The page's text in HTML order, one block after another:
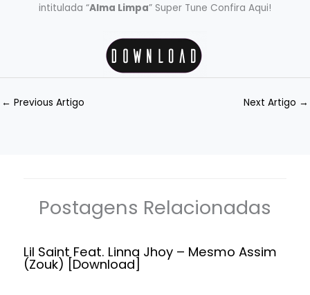
intitulada “Alma Limpa” Super Tune Confira Aqui!
← Previous Artigo Next Artigo →
Postagens Relacionadas
Lil Saint Feat. Linna Jhoy – Mesmo Assim
(Zouk) [Download]